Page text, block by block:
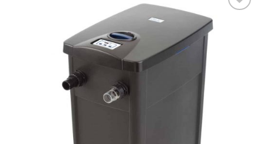
Pridať do
zoznamu
obľúbených!